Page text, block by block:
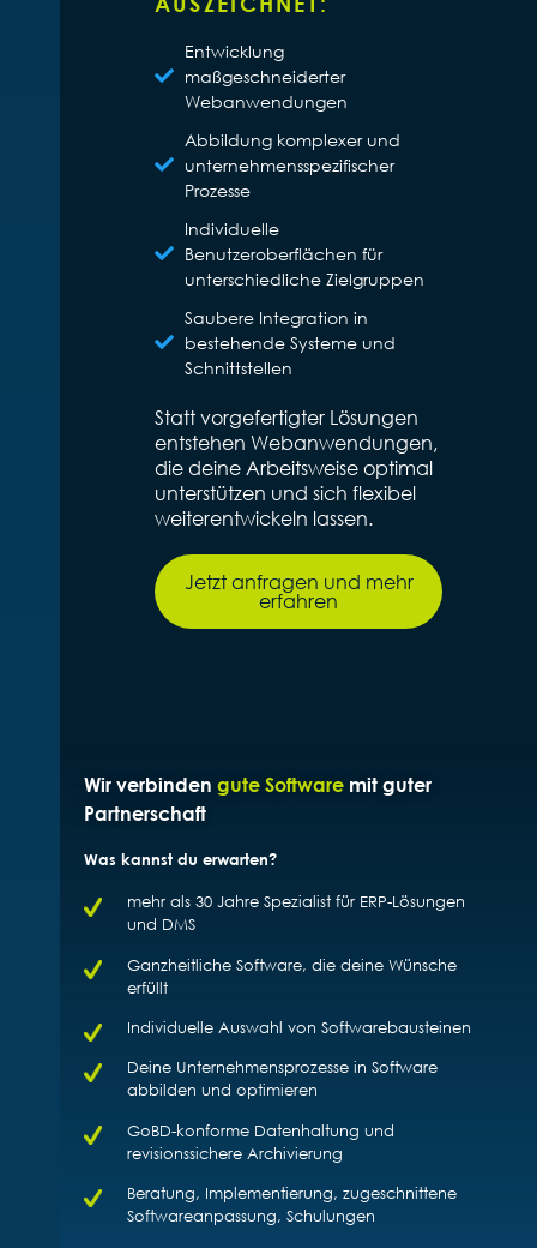
Entwicklung
maßgeschneiderter
Webanwendungen
Abbildung komplexer und
unternehmensspezifischer
Prozesse
Individuelle
Benutzeroberflächen für
unterschiedliche Zielgruppen
Saubere Integration in
bestehende Systeme und
Schnittstellen
Statt vorgefertigter Lösungen
entstehen Webanwendungen,
die deine Arbeitsweise optimal
unterstützen und sich flexibel
weiterentwickeln lassen.
Jetzt anfragen und mehr
erfahren
Wir verbinden gute Softwaremit guter
Partnerschaft
Was kannst du erwarten?
mehr als 30 Jahre Spezialist für ERP-Lösungen
und DMS
Ganzheitliche Software, die deine Wünsche
erfüllt
Individuelle Auswahl von Softwarebausteinen
Deine Unternehmensprozesse in Software
abbilden und optimieren
GoBD-konforme Datenhaltung und
revisionssichere Archivierung
Beratung, Implementierung, zugeschnittene
Softwareanpassung, Schulungen